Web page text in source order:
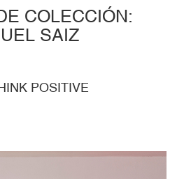
COLECCIÓN:
SAIZ
POSITIVE